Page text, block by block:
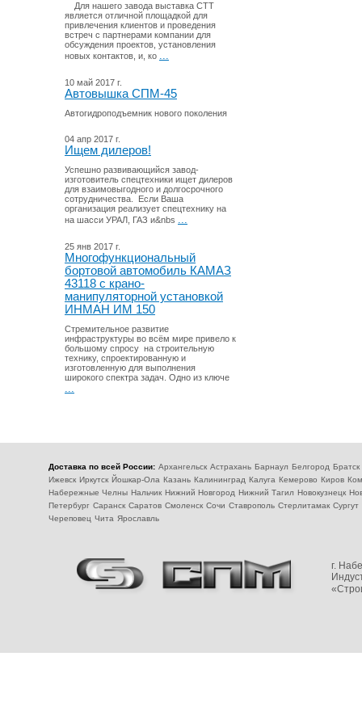
Для нашего завода выставка СТТ
является отличной площадкой для
привлечения клиентов и проведения
встреч с партнерами компании для
обсуждения проектов, установления
новых контактов, и, ко ...
10 май 2017 г.
Автовышка СПМ-45
Автогидроподъемник нового поколения
04 апр 2017 г.
Ищем дилеров!
Успешно развивающийся завод-
изготовитель спецтехники ищет дилеров
для взаимовыгодного и долгосрочного
сотрудничества. Если Ваша
организация реализует спецтехнику на
на шасси УРАЛ, ГАЗ и&nbs ...
25 янв 2017 г.
Многофункциональный
бортовой автомобиль КАМАЗ
43118 с крано-
манипуляторной установкой
ИНМАН ИМ 150
Стремительное развитие
инфраструктуры во всём мире привело к
большому спросу на строительную
технику, спроектированную и
изготовленную для выполнения
широкого спектра задач. Одно из ключе
...
Доставка по всей России: Архангельск Астрахань Барнаул Белгород Братск
Ижевск Иркутск Йошкар-Ола Казань Калининград Калуга Кемерово Киров
Набережные Челны Нальчик Нижний Новгород Нижний Тагил Новокузнецк
Петербург Саранск Саратов Смоленск Сочи Ставрополь Стерлитамак Сургут
Череповец Чита Ярославль
г.